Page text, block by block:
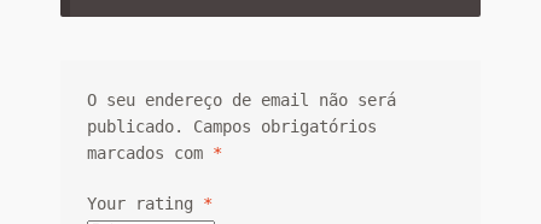
O seu endereço de email não será
publicado.
Campos obrigatórios
marcados com *
Your rating *